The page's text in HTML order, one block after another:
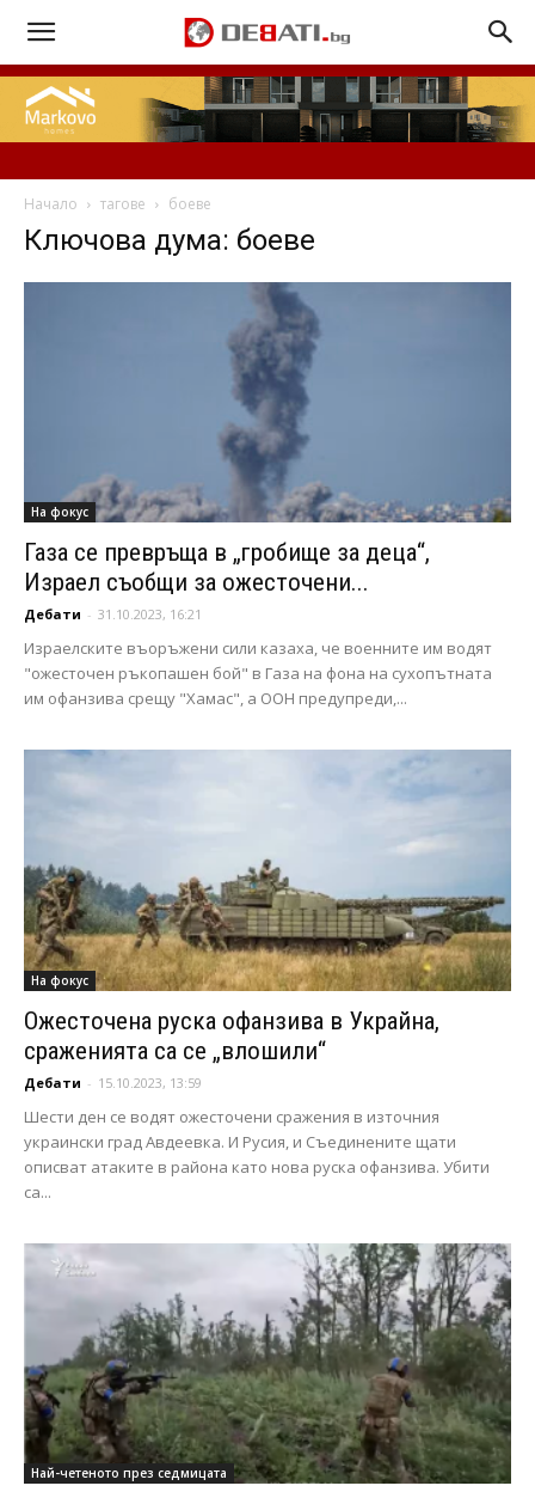
Начало тагове боеве
Ключова дума: боеве
На фокус
Газа се превръща в „гробище за деца“,
Израел съобщи за ожесточени...
Дебати - 31.10.2023, 16:21
Израелските въоръжени сили казаха, че военните им водят
"ожесточен ръкопашен бой" в Газа на фона на сухопътната
им офанзива срещу "Хамас", а ООН предупреди,...
На фокус
Ожесточена руска офанзива в Украйна,
сраженията са се „влошили“
Дебати - 15.10.2023, 13:59
Шести ден се водят ожесточени сражения в източния
украински град Авдеевка. И Русия, и Съединените щати
описват атаките в района като нова руска офанзива. Убити
са...
Най-четеното през седмицата